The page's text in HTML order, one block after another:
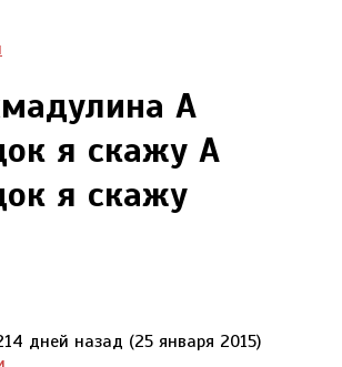
А
я скажу А
я скажу
дней назад (25 января 2015)